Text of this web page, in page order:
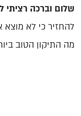
שלום וברכה רציתי
להחזיר כי לא מוצא
מה התיקון הטוב